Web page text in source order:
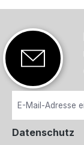
Datenschutz